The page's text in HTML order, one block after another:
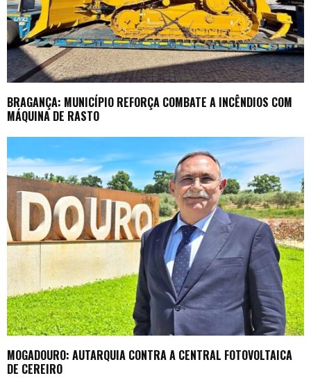
BRAGANÇA: MUNICÍPIO REFORÇA COMBATE A INCÊNDIOS COM
MÁQUINA DE RASTO
MOGADOURO: AUTARQUIA CONTRA A CENTRAL FOTOVOLTAICA
DE CEREIRO